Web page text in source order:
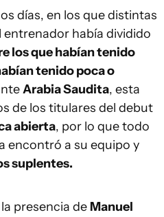
días, en los que distintas
había dividido
los que habían tenido
tenido poca o
Arabia Saudita, esta
de los titulares del debut
abierta, por lo que todo
encontró a su equipo y
suplentes.
presencia de Manuel